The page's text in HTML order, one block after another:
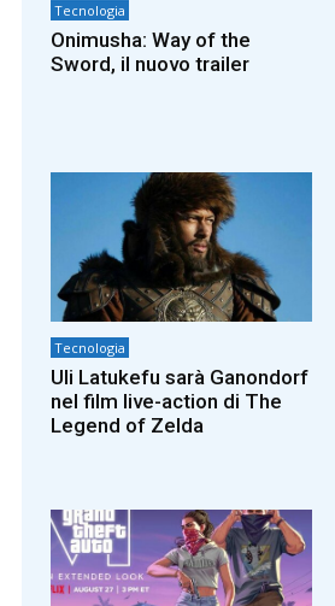
Tecnologia
Onimusha: Way of the
Sword, il nuovo trailer
Tecnologia
Uli Latukefu sarà Ganondorf
nel film live-action di The
Legend of Zelda